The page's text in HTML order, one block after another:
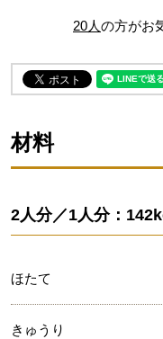
20人の方がお
材料
2人分／1人分：
ほたて
きゅうり